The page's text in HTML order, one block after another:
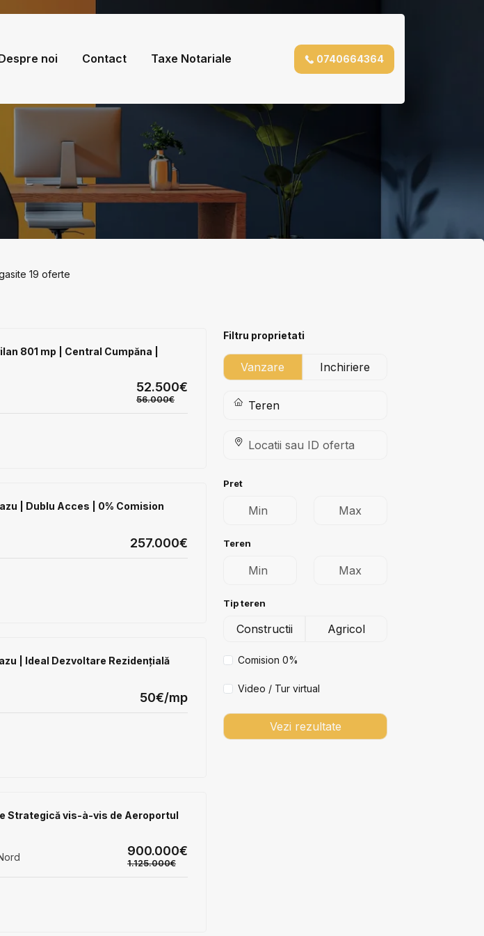
noi Contact Taxe Notariale 0740664364
19 oferte
801 mp | Central Cumpăna |
52.500€
56.000€
| Dublu Acces | 0% Comision
257.000€
| Ideal Dezvoltare Rezidențială
50€/mp
Strategică vis-à-vis de Aeroportul
900.000€
1.125.000€
Filtru proprietati
Vanzare Inchiriere
Pret
Teren
Tip teren
Constructii Agricol
Comision 0%
Video / Tur virtual
Vezi rezultate